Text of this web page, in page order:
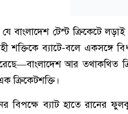
বাংলাদেশ টেস্ট ক্রিকেটে
শক্তিকে ব্যাটে-বলে একসঙ্গে
আর তথাকথিত
ক্রিকেটশক্তি।
বিপক্ষে ব্যাট হাতে রানের